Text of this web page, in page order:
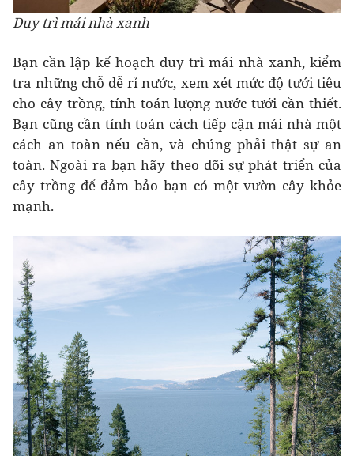
Duy trì mái nhà xanh
Bạn cần lập kế hoạch duy trì mái nhà xanh, kiểm
tra những chỗ dễ rỉ nước, xem xét mức độ tưới tiêu
cho cây trồng, tính toán lượng nước tưới cần thiết.
Bạn cũng cần tính toán cách tiếp cận mái nhà một
cách an toàn nếu cần, và chúng phải thật sự an
toàn. Ngoài ra bạn hãy theo dõi sự phát triển của
cây trồng để đảm bảo bạn có một vườn cây khỏe
mạnh.